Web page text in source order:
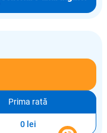
Prima rată
0 lei